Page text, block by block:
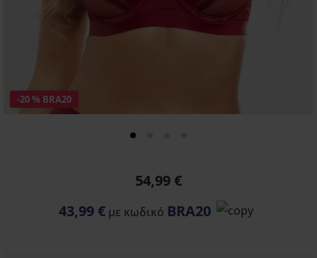
-20 % BRA20
54,99 €
43,99 €με κωδικό BRA20